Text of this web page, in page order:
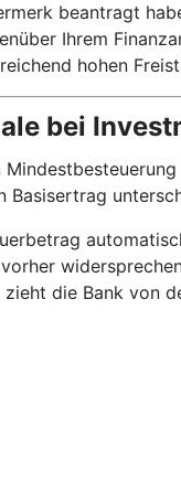
beantragt
Ihrem
hohen
bei
die Bank von